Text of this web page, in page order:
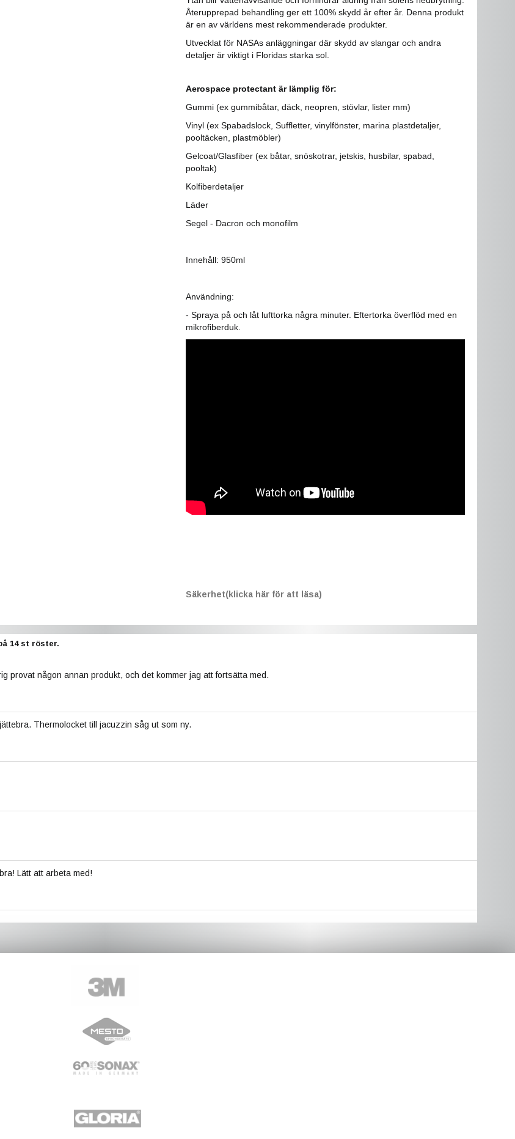
Återupprepad behandling ger ett 100% skydd år efter år. Denna produkt
är en av världens mest rekommenderade produkter.
Utvecklat för NASAs anläggningar där skydd av slangar och andra
detaljer är viktigt i Floridas starka sol.
Aerospace protectant är lämplig för:
Gummi (ex gummibåtar, däck, neopren, stövlar, lister mm)
Vinyl (ex Spabadslock, Suffletter, vinylfönster, marina plastdetaljer,
pooltäcken, plastmöbler)
Gelcoat/Glasfiber (ex båtar, snöskotrar, jetskis, husbilar, spabad,
pooltak)
Kolfiberdetaljer
Läder
Segel - Dacron och monofilm
Innehåll: 950ml
Användning:
- Spraya på och låt lufttorka några minuter. Eftertorka överflöd med en
mikrofiberduk.
Säkerhet(klicka här för att läsa)
14st röster.
provat någon annan produkt, och det kommer jag att fortsätta med.
Thermolocket till jacuzzin såg ut som ny.
Lätt att arbeta med!